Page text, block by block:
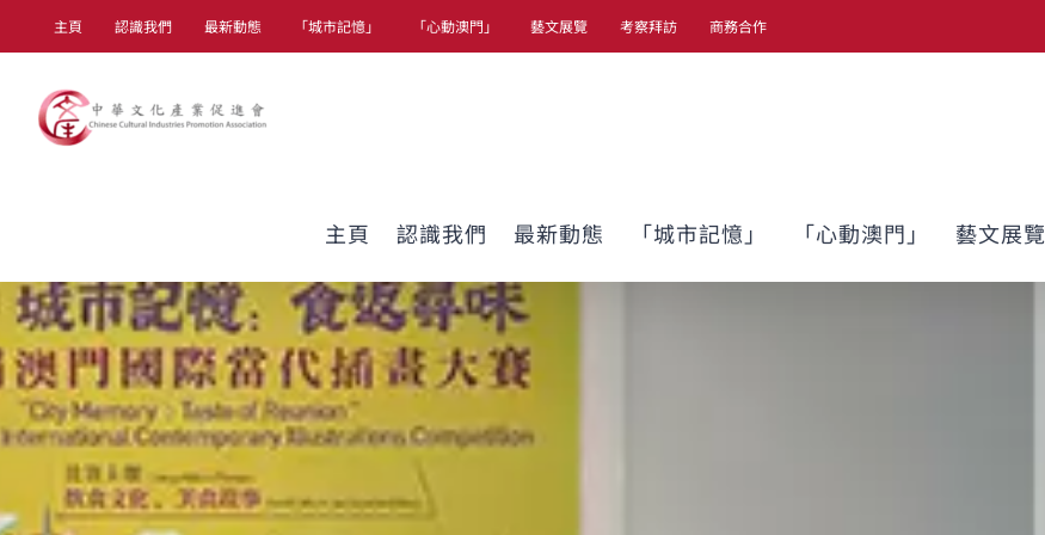
to
content
主頁 認識我們 最新動態 「城市記憶」 「心動澳門」 藝文展覽 考察拜訪 商務合作
主頁 認識我們 最新動態 「城市記憶」 「心動澳門」 藝文展覽